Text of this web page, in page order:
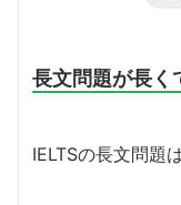
長文問題が長く
IELTSの長文問題